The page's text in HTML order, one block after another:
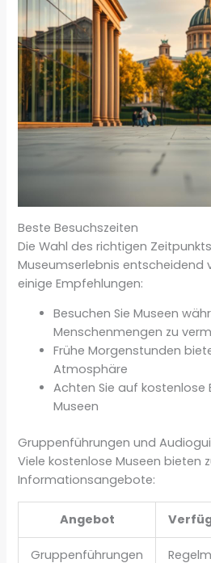
Beste Besuchszeiten
Die Wahl des richtigen
Museumserlebnis entscheidend
einige Empfehlungen:
Besuchen Sie Museen
Menschenmengen zu
Frühe Morgenstunden
Atmosphäre
Achten Sie auf kostenlose
Museen
Gruppenführungen und
Viele kostenlose Museen bieten
Informationsangebote:
Angebot
Gruppenführungen